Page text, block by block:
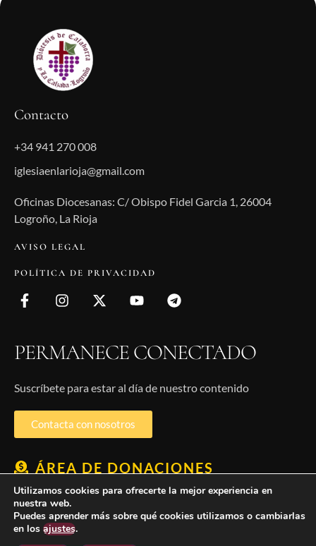
Contacto
+34 941 270 008
iglesiaenlarioja@gmail.com
Oficinas Diocesanas: C/ Obispo Fidel Garcia 1, 26004
Logroño, La Rioja
AVISO LEGAL
POLÍTICA DE PRIVACIDAD
PERMANECE CONECTADO
Suscríbete para estar al día de nuestro contenido
Contacta con nosotros
ÁREA DE DONACIONES
Inicio Correo Sacerdotes Contacto
iglesiaenlarioja.org©2026 - All Rights Reserved
Utilizamos cookies para ofrecerte la mejor experiencia en
nuestra web.
Puedes aprender más sobre qué cookies utilizamos o cambiarlas
en los ajustes.